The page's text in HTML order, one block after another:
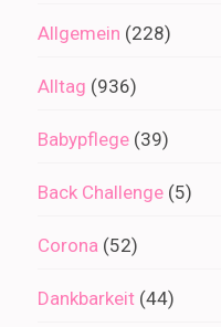
Allgemein (228)
Alltag (936)
Babypflege (39)
Back Challenge (5)
Corona (52)
Dankbarkeit (44)